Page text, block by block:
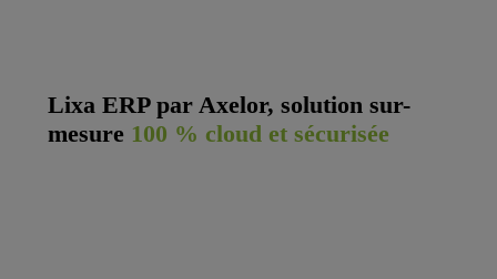
Lixa ERP par Axelor, solution sur-
mesure 100 % cloud et sécurisée